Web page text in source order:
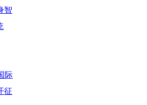
智
际
征